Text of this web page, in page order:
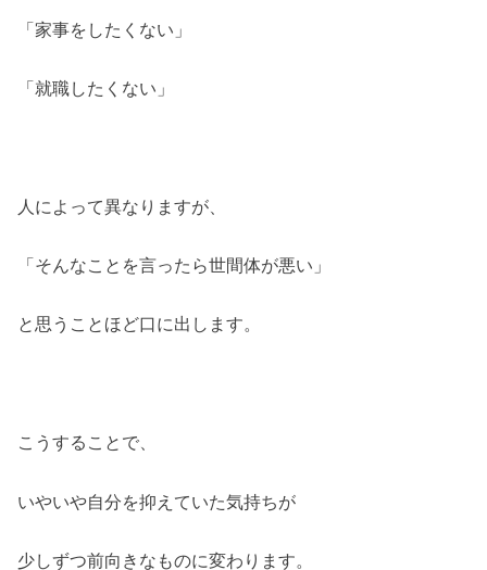
「家事をしたくない」
「就職したくない」
人によって異なりますが、
「そんなことを言ったら世間体が悪い」
と思うことほど口に出します。
こうすることで、
いやいや自分を抑えていた気持ちが
少しずつ前向きなものに変わります。